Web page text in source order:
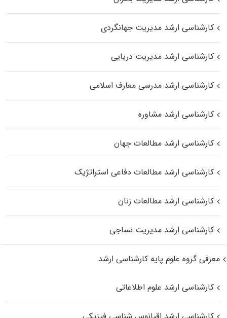
کارشناسی ارشد مدیریت جهانگردی
کارشناسی ارشد مدیریت دریایی
کارشناسی ارشد مدرسی معارف اسلامی
کارشناسی ارشد مشاوره
کارشناسی ارشد مطالعات جهان
کارشناسی ارشد مطالعات دفاعی استراتژیک
کارشناسی ارشد مطالعات زنان
کارشناسی ارشد مدیریت نساجی
معرفی گروه علوم پایه کارشناسی ارشد
کارشناسی ارشد علوم اطلاعاتی